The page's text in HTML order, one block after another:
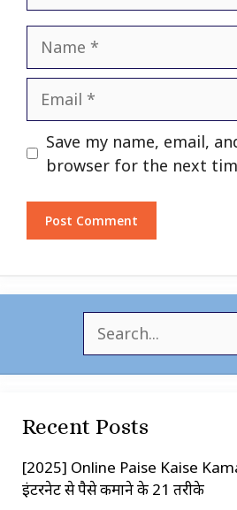
Name
Email
Website
Save my name, email,
browser for the next
h
Recent Posts
[2025] Online Paise Kaise
इंटरनेट से पैसे कमाने के 21 तरीके